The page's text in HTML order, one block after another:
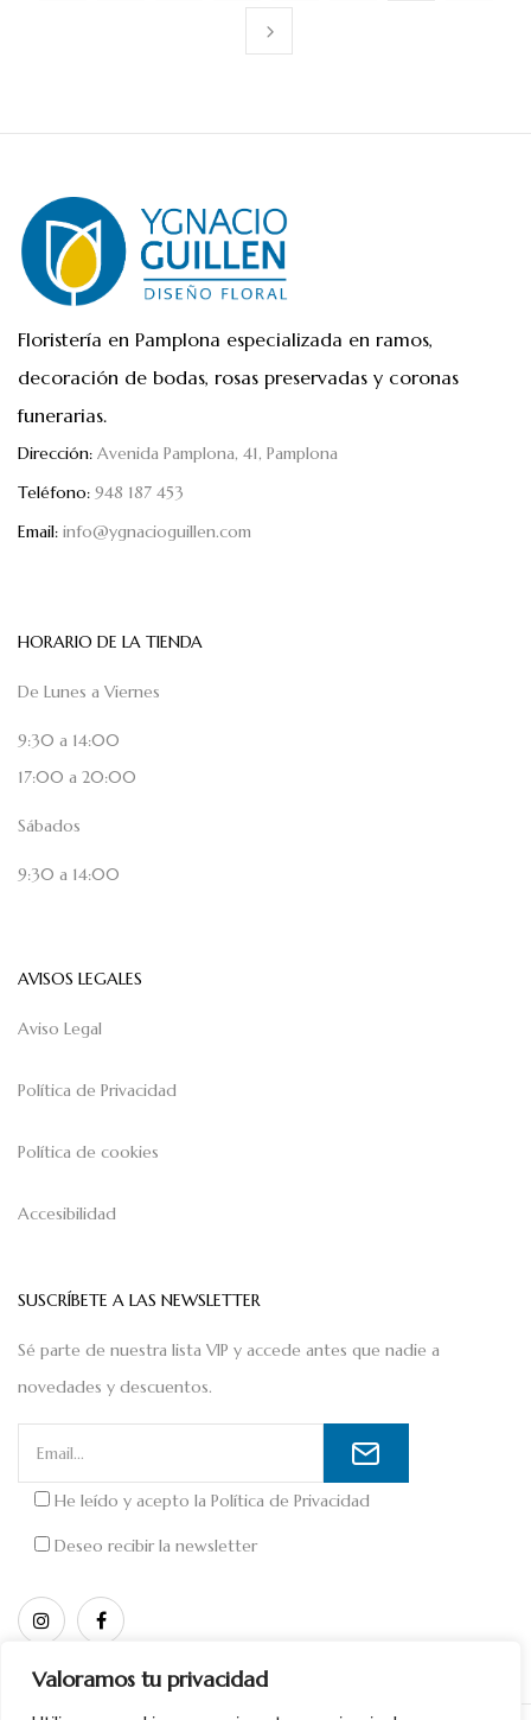
Valoramos tu privacidad
Floristería en Pamplona especializada en ramos,
decoración de bodas, rosas preservadas y coronas
funerarias.
Dirección: Avenida Pamplona, 41, Pamplona
Teléfono: 948 187 453
Email: info@ygnacioguillen.com
HORARIO DE LA TIENDA
De Lunes a Viernes
9:30 a 14:00
17:00 a 20:00
Sábados
9:30 a 14:00
AVISOS LEGALES
Aviso Legal
Política de Privacidad
Política de cookies
Accesibilidad
SUSCRÍBETE A LAS NEWSLETTER
Sé parte de nuestra lista VIP y accede antes que nadie a
novedades y descuentos.
He leído y acepto la Política de Privacidad
Deseo recibir la newsletter